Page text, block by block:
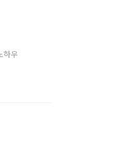
하우